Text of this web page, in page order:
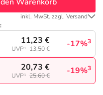
inkl. MwSt. zzgl. Versand
11,23 €
UVP¹ 13,50 € -17%3
20,73 €
UVP¹ 25,60 € -19%3